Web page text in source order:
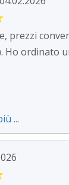
prezzi
Ho ordinato
...